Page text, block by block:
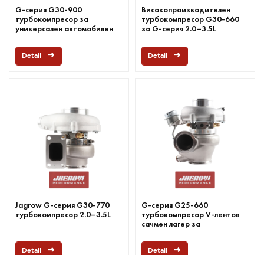
G-серия G30-900
турбокомпресор за
универсален автомобилен
Detail
Високопроизводителен
турбокомпресор G30-660
за G-серия 2.0–3.5L
Detail
Jagrow G-серия G30-770
турбокомпресор 2.0–3.5L
Detail
G-серия G25-660
турбокомпресор V-лентов
сачмен лагер за
двигатели 1.4-3.0L
Detail